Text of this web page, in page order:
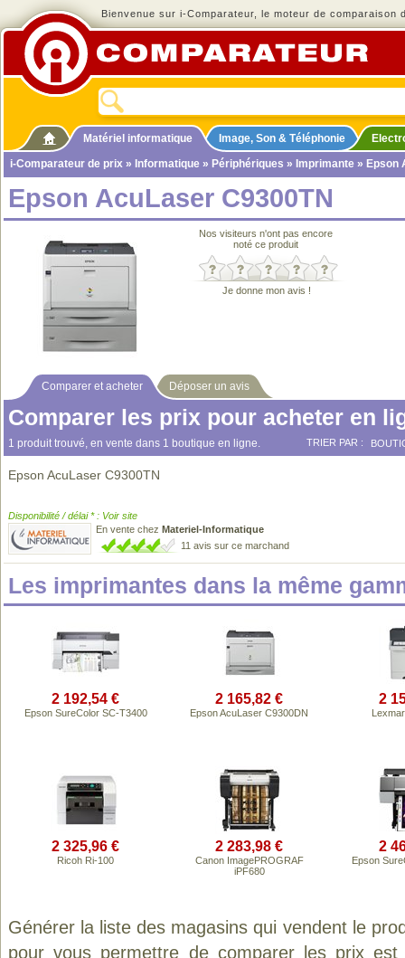
Bienvenue sur i-Comparateur, le moteur de comparaison
Matériel informatique Image, Son & Téléphonie
i-Comparateur de prix » Informatique » Périphériques » Imprimante » Epson
Epson AcuLaser C9300TN
Nos visiteurs n'ont pas encore
noté ce produit
Je donne mon avis !
Comparer et acheter Déposer un avis
Comparer les prix pour acheter en
1 produit trouvé, en vente dans 1 boutique en ligne. TRIER PAR :
Epson AcuLaser C9300TN
Disponibilité / délai * : Voir site
En vente chez Materiel-Informatique
11 avis sur ce marchand
Les imprimantes dans la même
2 192,54 €
Epson SureColor SC-T3400
2 165,82 €
Epson AcuLaser C9300DN
2
2 325,96 €
Ricoh Ri-100
2 283,98 €
Canon ImagePROGRAF
iPF680
2
Epson
Générer la liste des magasins qui vendent le
pour vous permettre de comparer les prix